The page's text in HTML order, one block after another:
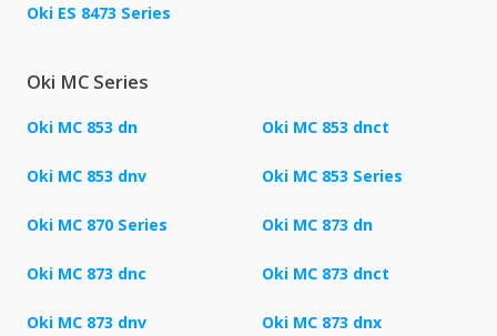
Oki ES 8473 Series
Oki MC Series
Oki MC 853 dn Oki MC 853 dnct
Oki MC 853 dnv Oki MC 853 Series
Oki MC 870 Series Oki MC 873 dn
Oki MC 873 dnc Oki MC 873 dnct
Oki MC 873 dnv Oki MC 873 dnx